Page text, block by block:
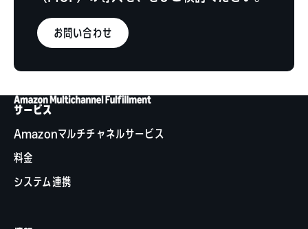
お問い合わせ
サービス
Amazonマルチチャネルサービス
料金
システム連携